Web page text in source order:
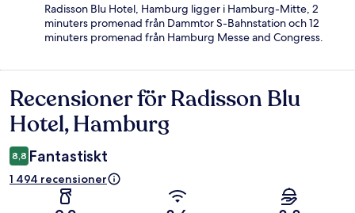
Radisson Blu Hotel, Hamburg ligger i Hamburg-Mitte, 2
minuters promenad från Dammtor S-Bahnstation och 12
minuters promenad från Hamburg Messe and Congress.
Recensioner
Recensioner för Radisson Blu
Hotel, Hamburg
8,8 Fantastiskt
1 494 recensioner